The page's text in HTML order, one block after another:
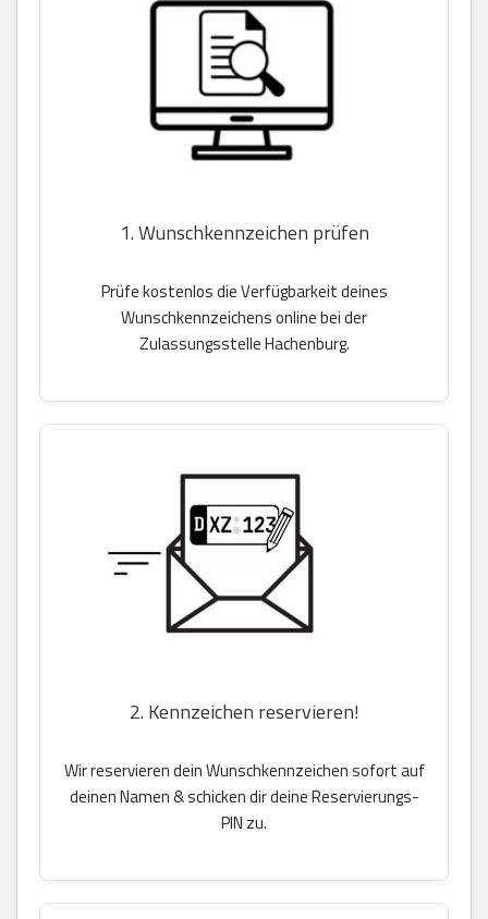
1. Wunschkennzeichen prüfen
Prüfe kostenlos die Verfügbarkeit deines
Wunschkennzeichens online bei der
Zulassungsstelle Hachenburg.
2. Kennzeichen reservieren!
Wir reservieren dein Wunschkennzeichen sofort auf
deinen Namen & schicken dir deine Reservierungs-
PIN zu.